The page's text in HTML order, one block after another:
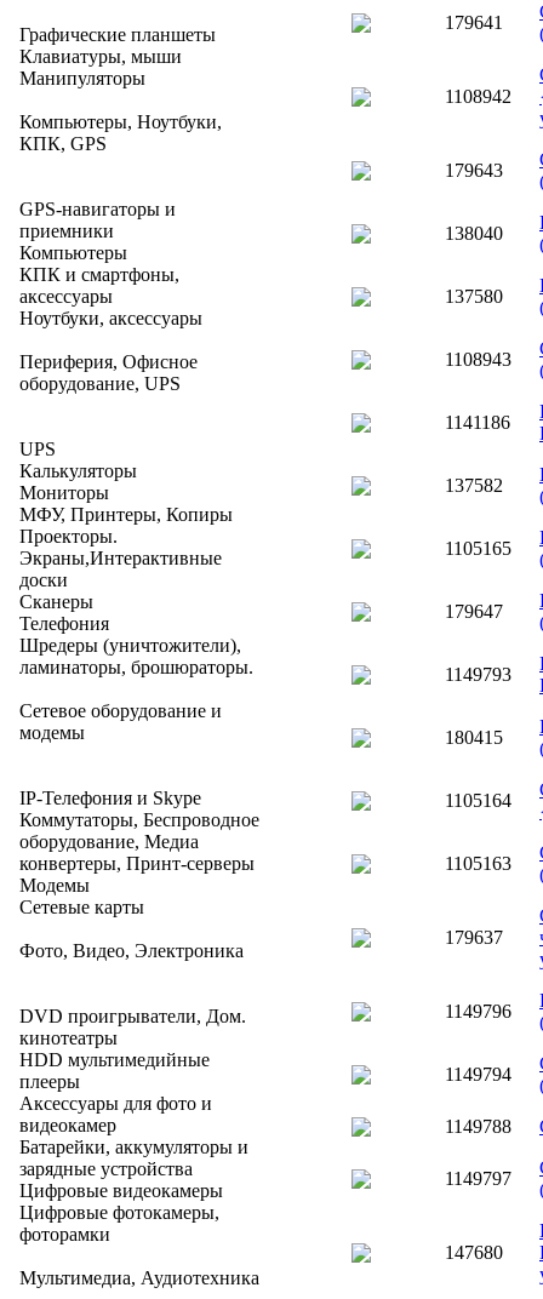
Графические планшеты
Клавиатуры, мыши
Манипуляторы
Компьютеры, Ноутбуки,
КПК, GPS
GPS-навигаторы и
приемники
Компьютеры
КПК и смартфоны,
аксессуары
Ноутбуки, аксессуары
Периферия, Офисное
оборудование, UPS
UPS
Калькуляторы
Мониторы
МФУ, Принтеры, Копиры
Проекторы.
Экраны,Интерактивные
доски
Сканеры
Телефония
Шредеры (уничтожители),
ламинаторы, брошюраторы.
Сетевое оборудование и
модемы
IP-Телефония и Skype
Коммутаторы, Беспроводное
оборудование, Медиа
конвертеры, Принт-серверы
Модемы
Сетевые карты
Фото, Видео, Электроника
DVD проигрыватели, Дом.
кинотеатры
HDD мультимедийные
плееры
Аксессуары для фото и
видеокамер
Батарейки, аккумуляторы и
зарядные устройства
Цифровые видеокамеры
Цифровые фотокамеры,
фоторамки
Мультимедиа, Аудиотехника
179641
1108942
179643
138040
137580
1108943
1141186
137582
1105165
179647
1149793
180415
1105164
1105163
179637
1149796
1149794
1149788
1149797
147680